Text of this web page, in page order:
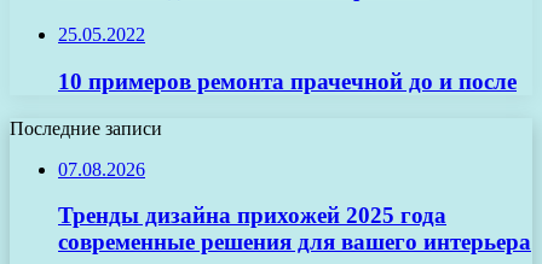
25.05.2022
10 примеров ремонта прачечной до и после
Последние записи
07.08.2026
Тренды дизайна прихожей 2025 года
современные решения для вашего интерьера